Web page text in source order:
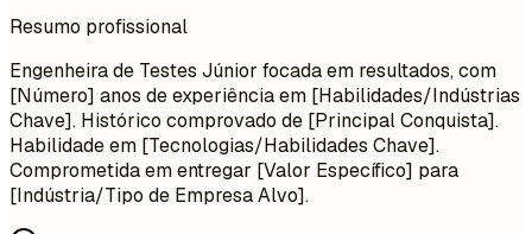
Resumo profissional
Engenheira de Testes Júnior focada em resultados, com
[Número] anos de experiência em [Habilidades/Indústrias
Chave]. Histórico comprovado de [Principal Conquista].
Habilidade em [Tecnologias/Habilidades Chave].
Comprometida em entregar [Valor Específico] para
[Indústria/Tipo de Empresa Alvo].